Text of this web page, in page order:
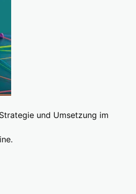
und Umsetzung im